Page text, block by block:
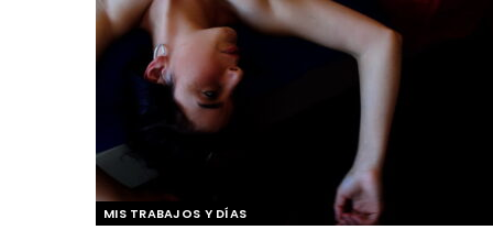
MIS TRABAJOS Y DÍAS